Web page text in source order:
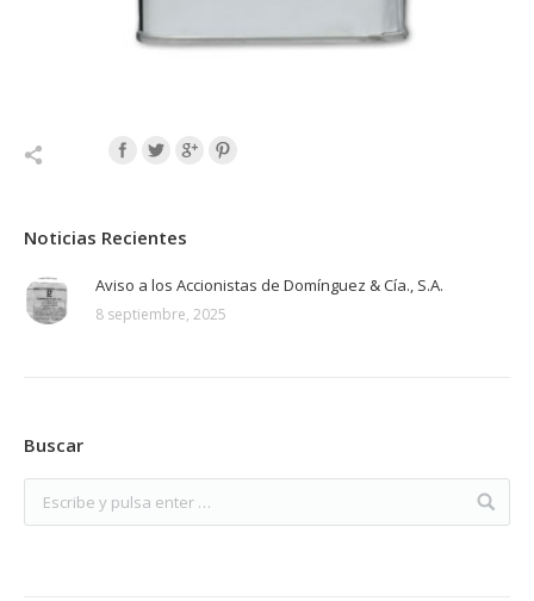
Noticias Recientes
Aviso a los Accionistas de Domínguez & Cía., S.A.
8 septiembre, 2025
Buscar